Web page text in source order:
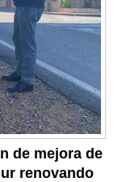
de mejora de
renovando